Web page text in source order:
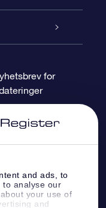
and ads, to
to analyse our
your use of
and
for